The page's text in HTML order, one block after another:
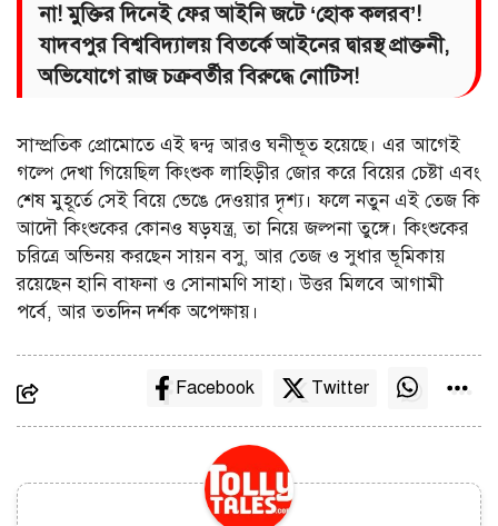
না! মুক্তির দিনেই ফের আইনি জটে ‘হোক কলরব’!
যাদবপুর বিশ্ববিদ্যালয় বিতর্কে আইনের দ্বারস্থ প্রাক্তনী,
অভিযোগে রাজ চক্রবর্তীর বিরুদ্ধে নোটিস!
সাম্প্রতিক প্রোমোতে এই দ্বন্দ্ব আরও ঘনীভূত হয়েছে। এর আগেই
গল্পে দেখা গিয়েছিল কিংশুক লাহিড়ীর জোর করে বিয়ের চেষ্টা এবং
শেষ মুহূর্তে সেই বিয়ে ভেঙে দেওয়ার দৃশ্য। ফলে নতুন এই তেজ কি
আদৌ কিংশুকের কোনও ষড়যন্ত্র, তা নিয়ে জল্পনা তুঙ্গে। কিংশুকের
চরিত্রে অভিনয় করছেন সায়ন বসু, আর তেজ ও সুধার ভূমিকায়
রয়েছেন হানি বাফনা ও সোনামণি সাহা। উত্তর মিলবে আগামী
পর্বে, আর ততদিন দর্শক অপেক্ষায়।
Facebook Twitter